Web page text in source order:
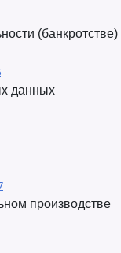
(банкротстве)
данных
производстве